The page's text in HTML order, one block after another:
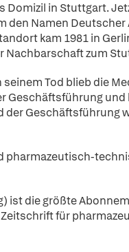
Domizil in Stuttgart.
Namen Deutscher
kam 1981 in
Nachbarschaft zum
Tod blieb die
Geschäftsführung
der Geschäftsführung
pharmazeutisch-
ist die größte
für